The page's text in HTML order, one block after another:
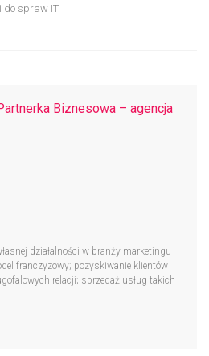
do spraw IT.
Biznesowa – agencja
działalności w branży marketingu
franczyzowy; pozyskiwanie klientów
relacji; sprzedaż usług takich